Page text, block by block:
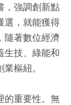
，強調創新點
選，就能獲得
隨著數位經濟
生技、綠能和
樞紐。
的重要性。無